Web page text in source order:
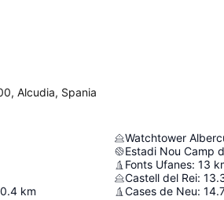
Alcudia, Spania
km
Watchtower
Estadi Nou Camp
Fonts Ufanes: 13
Castell del Rei:
Cases de Neu: